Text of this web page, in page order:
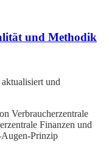
und Methodik
aktualisiert und
Verbraucherzentrale
Finanzen und
Augen-Prinzip